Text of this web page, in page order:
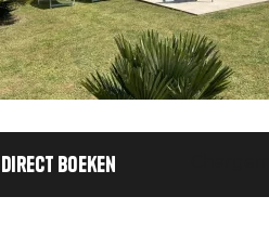
Direct boeken